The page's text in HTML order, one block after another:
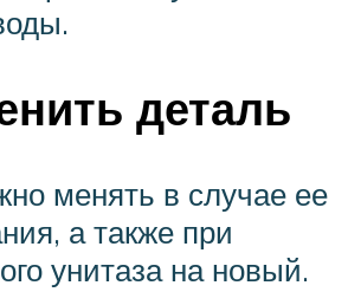
деталь
менять в случае ее
а также при
унитаза на новый.